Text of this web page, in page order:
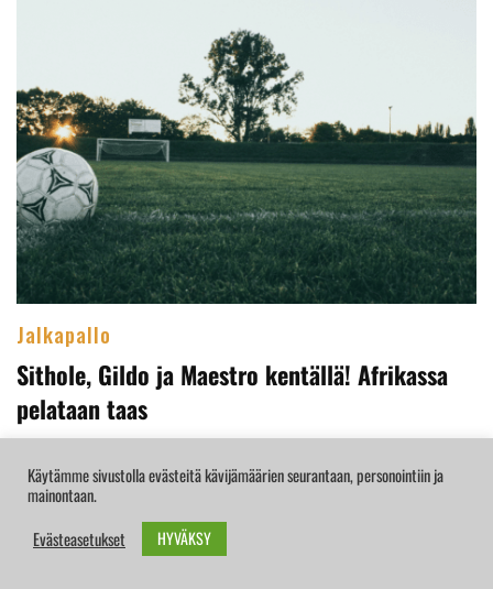
Jalkapallo
Sithole, Gildo ja Maestro kentällä! Afrikassa
pelataan taas
mestaruuskilpailut (AFCON). Joka vuosi sitä …
Käytämme sivustolla evästeitä kävijämäärien seurantaan, personointiin ja
mainontaan.
Evästeasetukset
HYVÄKSY